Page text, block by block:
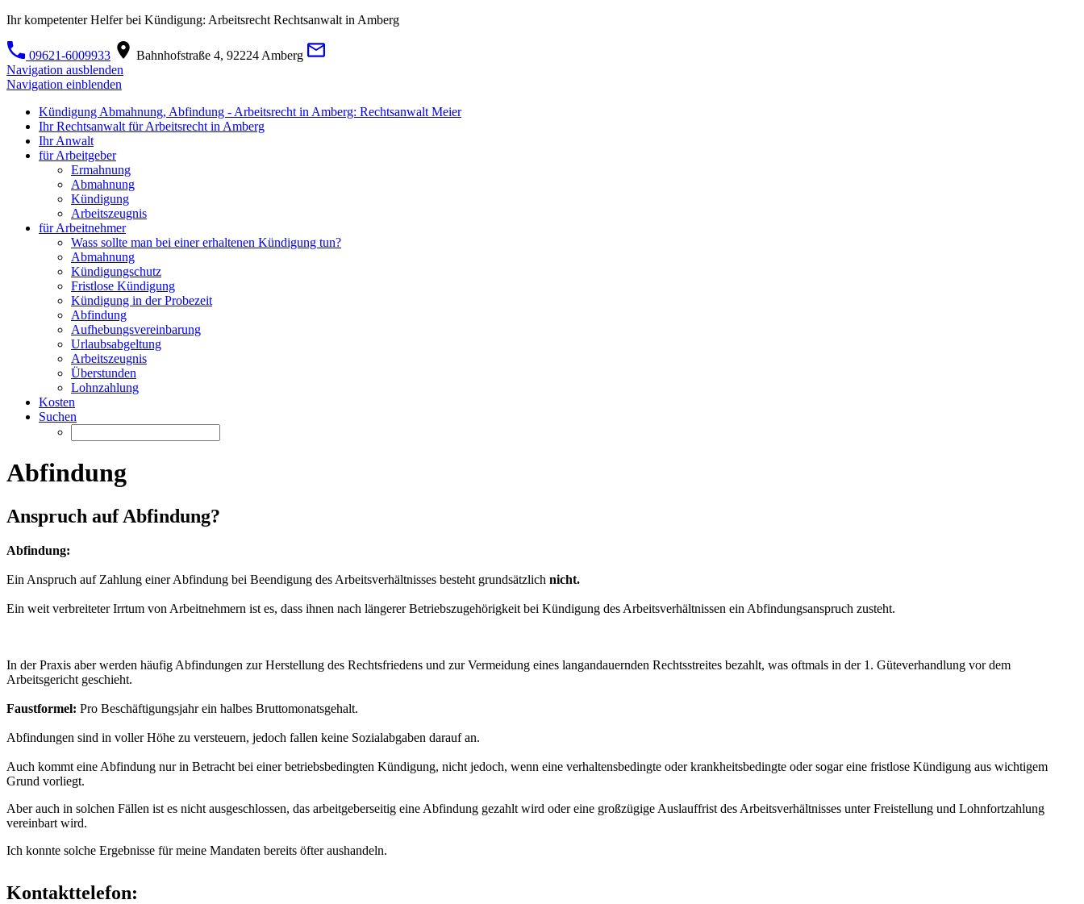
Ihr kompetenter Helfer bei Kündigung: Arbeitsrecht Rechtsanwalt in Amberg
09621-6009933
Bahnhofstraße 4, 92224 Amberg
Navigation ausblenden
Navigation einblenden
Kündigung Abmahnung, Abfindung - Arbeitsrecht in Amberg: Rechtsanwalt Meier
Ihr Rechtsanwalt für Arbeitsrecht in Amberg
Ihr Anwalt
für Arbeitgeber
Ermahnung
Abmahnung
Kündigung
Arbeitszeugnis
für Arbeitnehmer
Wass sollte man bei einer erhaltenen Kündigung tun?
Abmahnung
Kündigungschutz
Fristlose Kündigung
Kündigung in der Probezeit
Abfindung
Aufhebungsvereinbarung
Urlaubsabgeltung
Arbeitszeugnis
Überstunden
Lohnzahlung
Kosten
Suchen
Abfindung
Anspruch auf Abfindung?
Abfindung:
Ein Anspruch auf Zahlung einer Abfindung bei Beendigung des Arbeitsverhältnisses besteht grundsätzlich nicht.
Ein weit verbreiteter Irrtum von Arbeitnehmern ist es, dass ihnen nach längerer Betriebszugehörigkeit bei Kündigung des Arbeitsverhältnissen ein Abfindungsanspruch zusteht.
In der Praxis aber werden häufig Abfindungen zur Herstellung des Rechtsfriedens und zur Vermeidung eines langandauernden Rechtsstreites bezahlt, was oftmals in der 1. Güteverhandlung vor dem
Arbeitsgericht geschieht.
Faustformel: Pro Beschäftigungsjahr ein halbes Bruttomonatsgehalt.
Abfindungen sind in voller Höhe zu versteuern, jedoch fallen keine Sozialabgaben darauf an.
Auch kommt eine Abfindung nur in Betracht bei einer betriebsbedingten Kündigung, nicht jedoch, wenn eine verhaltensbedingte oder krankheitsbedingte oder sogar eine fristlose Kündigung aus wichtigem
Grund vorliegt.
Aber auch in solchen Fällen ist es nicht ausgeschlossen, das arbeitgeberseitig eine Abfindung gezahlt wird oder eine großzügige Auslauffrist des Arbeitsverhältnisses unter Freistellung und Lohnfortzahlung
vereinbart wird.
Ich konnte solche Ergebnisse für meine Mandaten bereits öfter aushandeln.
Kontakttelefon: